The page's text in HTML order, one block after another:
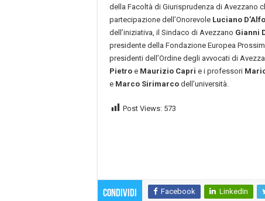
della Facoltà di Giurisprudenza di Avezzano
partecipazione dell’Onorevole Luciano
dell’iniziativa, il Sindaco di Avezzano Gianni
presidente della Fondazione Europea
presidenti dell’Ordine degli avvocati di
Pietro e Maurizio Capri e i professori
e Marco Sirimarco dell’università.
Post Views: 573
Condividi Facebook LinkedIn